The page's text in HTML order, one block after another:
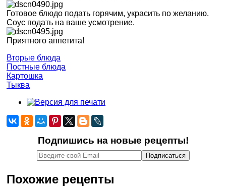
Готовое блюдо подать горячим, украсить по желанию.
Соус подать на ваше усмотрение.
Приятного аппетита!
Вторые блюда
Постные блюда
Картошка
Тыква
Подпишись на новые рецепты!
Похожие рецепты